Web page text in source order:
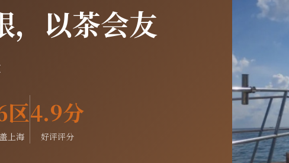
，以茶会友
区
上海
4.9分
好评评分